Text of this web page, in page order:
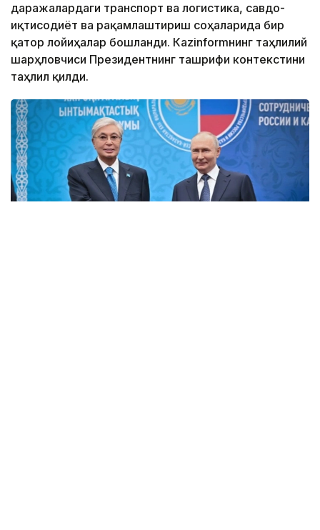
даражалардаги транспорт ва логистика, савдо-
иқтисодиёт ва рақамлаштириш соҳаларида бир
қатор лойиҳалар бошланди. Кazinformнинг таҳлилий
шарҳловчиси Президентнинг ташрифи контекстини
таҳлил қилди.